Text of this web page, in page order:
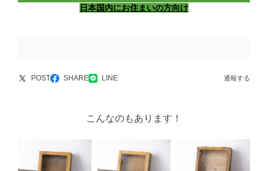
日本国内にお住まいの方向け
POST SHARE LINE 通報する
こんなのもあります！